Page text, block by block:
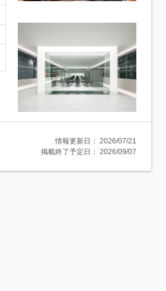
情報更新日： 2026/07/21
掲載終了予定日： 2026/09/07